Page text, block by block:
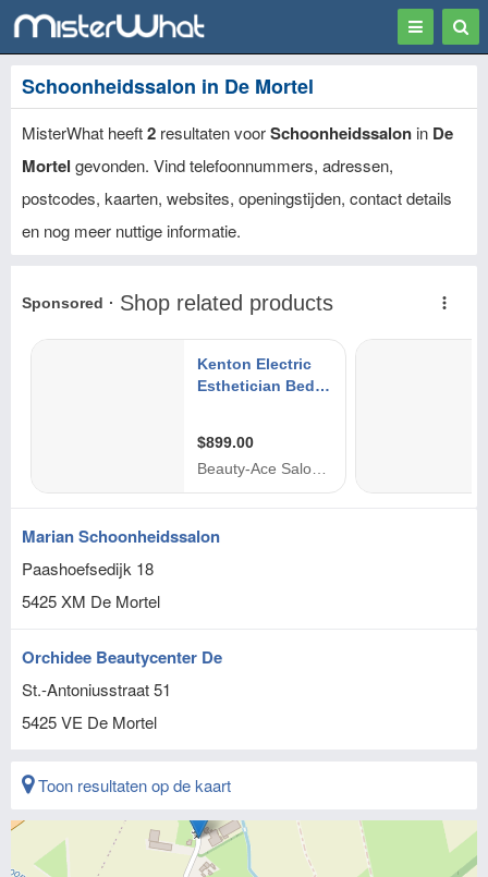
Toggle
Schoonheidssalon in De Mortel
MisterWhat heeft2 resultaten voorSchoonheidssalon in De
Mortel gevonden. Vind telefoonnummers, adressen,
postcodes, kaarten, websites, openingstijden, contact details
en nog meer nuttige informatie.
Marian Schoonheidssalon
Paashoefsedijk 18
5425 XM De Mortel
Orchidee Beautycenter De
St.-Antoniusstraat 51
5425 VE De Mortel
Toon resultaten op de kaart